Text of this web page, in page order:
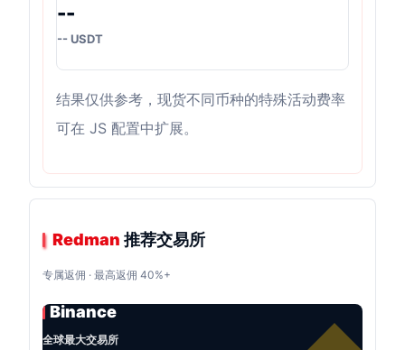
--
-- USDT
结果仅供参考，现货不同币种的特殊活动费率
可在 JS 配置中扩展。
Redman 推荐交易所
专属返佣 · 最高返佣 40%+
Binance
全球最大交易所